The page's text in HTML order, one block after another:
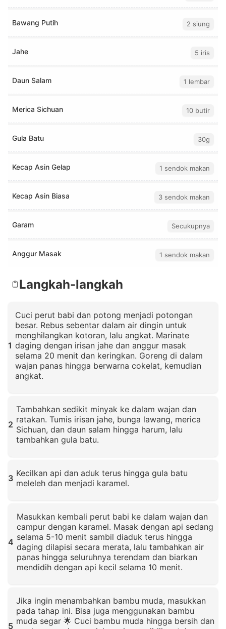
Bawang Putih 2 siung
Jahe 5 iris
Daun Salam 1 lembar
Merica Sichuan 10 butir
Gula Batu 30g
Kecap Asin Gelap 1 sendok makan
Kecap Asin Biasa 3 sendok makan
Garam Secukupnya
Anggur Masak 1 sendok makan
Langkah-langkah
1
Cuci perut babi dan potong menjadi potongan
besar. Rebus sebentar dalam air dingin untuk
menghilangkan kotoran, lalu angkat. Marinate
daging dengan irisan jahe dan anggur masak
selama 20 menit dan keringkan. Goreng di dalam
wajan panas hingga berwarna cokelat, kemudian
angkat.
2
Tambahkan sedikit minyak ke dalam wajan dan
ratakan. Tumis irisan jahe, bunga lawang, merica
Sichuan, dan daun salam hingga harum, lalu
tambahkan gula batu.
3 Kecilkan api dan aduk terus hingga gula batu
meleleh dan menjadi karamel.
4
Masukkan kembali perut babi ke dalam wajan dan
campur dengan karamel. Masak dengan api sedang
selama 5-10 menit sambil diaduk terus hingga
daging dilapisi secara merata, lalu tambahkan air
panas hingga seluruhnya terendam dan biarkan
mendidih dengan api kecil selama 10 menit.
5
Jika ingin menambahkan bambu muda, masukkan
pada tahap ini. Bisa juga menggunakan bambu
muda segar 🌟 Cuci bambu muda hingga bersih dan